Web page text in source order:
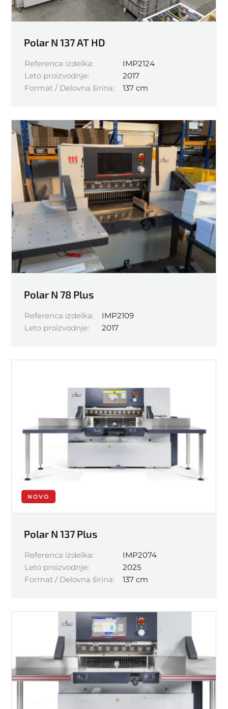
Polar N 137 AT HD
Referenca izdelka:
IMP2124
Leto proizvodnje:
2017
Format / Delovna širina:
137 cm
Polar N 78 Plus
Referenca izdelka:
IMP2109
Leto proizvodnje:
2017
NOVO
Polar N 137 Plus
Referenca izdelka:
IMP2074
Leto proizvodnje:
2025
Format / Delovna širina:
137 cm